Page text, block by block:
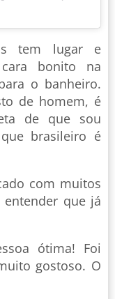
tem lugar e
bonito na
o banheiro.
de homem, é
de que sou
brasileiro é
com muitos
que já
ótima! Foi
gostoso. O